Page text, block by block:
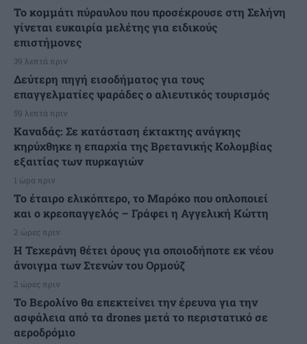
Το κομμάτι πύραυλου που προσέκρουσε στη Σελήνη
γίνεται ευκαιρία μελέτης για ειδικούς
επιστήμονες
39 λεπτά πριν
Δεύτερη πηγή εισοδήματος για τους
επαγγελματίες ψαράδες ο αλιευτικός τουρισμός
59 λεπτά πριν
Καναδάς: Σε κατάσταση έκτακτης ανάγκης
κηρύχθηκε η επαρχία της Βρετανικής Κολομβίας
εξαιτίας των πυρκαγιών
1 ώρα πριν
Το έταιρο ελικόπτερο, το Μαρόκο που οπλοποιεί
και ο κρεοπαγγελός – Γράφει η Αγγελική Κώττη
2 ώρες πριν
Η Τεχεράνη θέτει όρους για οποιοδήποτε εκ νέου
άνοιγμα των Στενών του Ορμούζ
2 ώρες πριν
Το Βερολίνο θα επεκτείνει την έρευνα για την
ασφάλεια από τα drones μετά το περιστατικό σε
αεροδρόμιο